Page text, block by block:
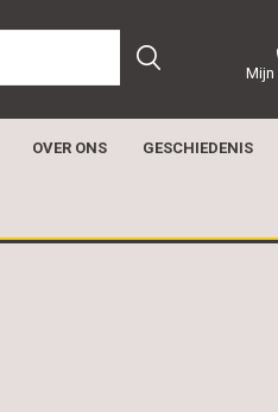
OVER ONS GESCHIEDENIS